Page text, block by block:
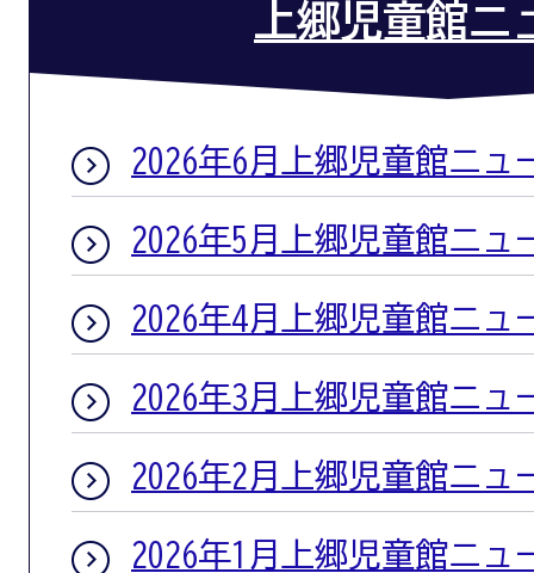
上郷児童館ニ
2026年6月上郷児童館ニュ
2026年5月上郷児童館ニュ
2026年4月上郷児童館ニュ
2026年3月上郷児童館ニュ
2026年2月上郷児童館ニュ
2026年1月上郷児童館ニュ